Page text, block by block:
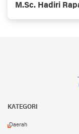
M.Sc. Hadiri
Daerah Se-
KATEGORI
Daerah